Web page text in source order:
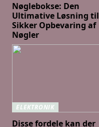
Nøglebokse: Den
Ultimative Løsning til
Sikker Opbevaring af
Nøgler
ELEKTRONIK
Disse fordele kan der